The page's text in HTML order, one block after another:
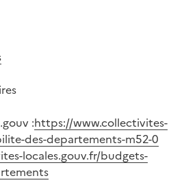
:https://www.collectivites-
des-departements-m52-0
locales.gouv.fr/budgets-